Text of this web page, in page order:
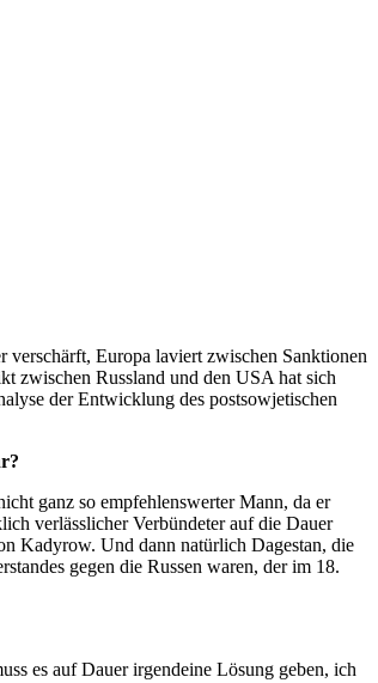
Europa laviert zwischen Sanktionen
zwischen Russland und den USA hat sich
der Entwicklung des postsowjetischen
ganz so empfehlenswerter Mann, da er
verlässlicher Verbündeter auf die Dauer
Kadyrow. Und dann natürlich Dagestan, die
gegen die Russen waren, der im 18.
es auf Dauer irgendeine Lösung geben, ich